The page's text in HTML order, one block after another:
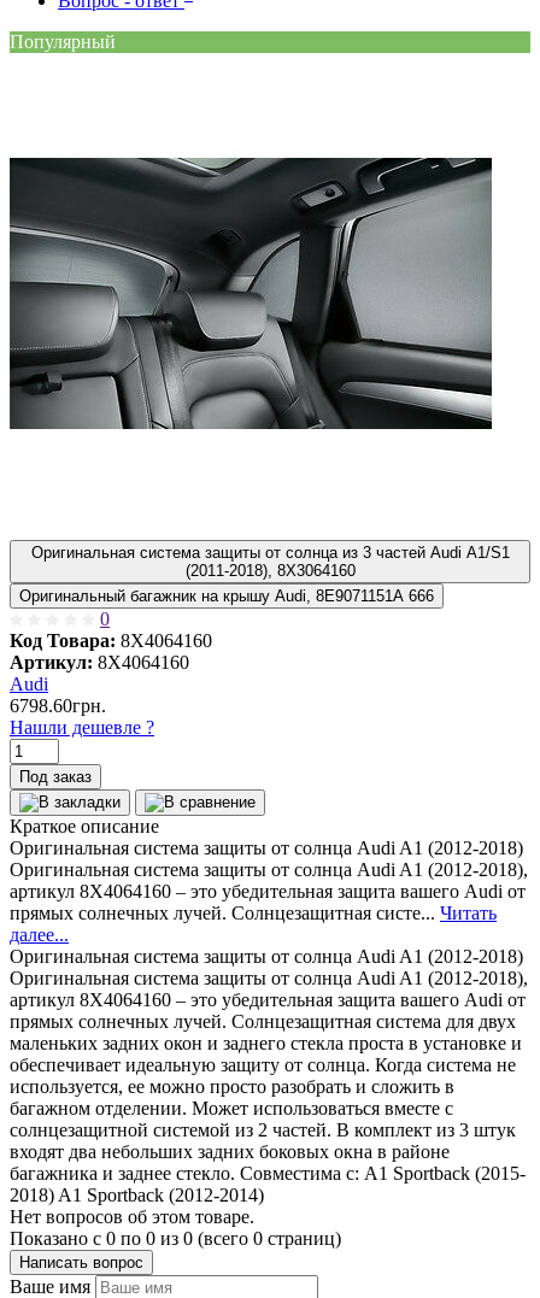
Популярный
Оригинальная система защиты от солнца из 3 частей Audi A1/S1
(2011-2018), 8X3064160
Оригинальный багажник на крышу Audi, 8E9071151A 666
0
Код Товара: 8X4064160
Артикул: 8X4064160
Audi
6798.60грн.
Нашли дешевле ?
Под заказ
Краткое описание
Оригинальная система защиты от солнца Audi A1 (2012-2018)
Оригинальная система защиты от солнца Audi A1 (2012-2018),
артикул 8X4064160 – это убедительная защита вашего Audi от
прямых солнечных лучей. Солнцезащитная систе... Читать
далее...
Оригинальная система защиты от солнца Audi A1 (2012-2018)
Оригинальная система защиты от солнца Audi A1 (2012-2018),
артикул 8X4064160 – это убедительная защита вашего Audi от
прямых солнечных лучей. Солнцезащитная система для двух
маленьких задних окон и заднего стекла проста в установке и
обеспечивает идеальную защиту от солнца. Когда система не
используется, ее можно просто разобрать и сложить в
багажном отделении. Может использоваться вместе с
солнцезащитной системой из 2 частей. В комплект из 3 штук
входят два небольших задних боковых окна в районе
багажника и заднее стекло. Совместима с: A1 Sportback (2015-
2018) A1 Sportback (2012-2014)
Нет вопросов об этом товаре.
Показано с 0 по 0 из 0 (всего 0 страниц)
Написать вопрос
Ваше имя